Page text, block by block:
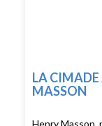
LA CIMADE
MASSON